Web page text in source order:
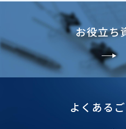
お役立ち
よくある